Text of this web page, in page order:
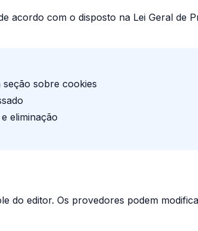
acordo com o disposto na Lei Geral de
sobre cookies
eliminação
do editor. Os provedores podem